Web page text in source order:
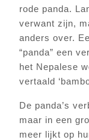
rode panda.
verwant zijn,
anders over.
“panda” een
het Nepalese
vertaald
De panda’s
maar in een
meer lijkt op